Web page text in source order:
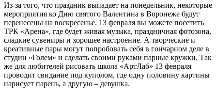
Из-за того, что праздник выпадает на понедельник, некоторые
мероприятия ко Дню святого Валентина в Воронеже будут
перенесены на воскресенье. 13 февраля вы можете посетить
ТРК «Арена», где будет живая музыка, праздничная фотозона,
сладкие сувениры и хорошее настроение. А творческие и
креативные пары могут попробовать себя в гончарном деле в
студии «Голем» и сделать своими руками парные кружки. Так
же для любителей рисовать школа «АртЛаб» 13 февраля
проводит свидание под куполом, где одну половину картины
нарисует парень, а другую – девушка.